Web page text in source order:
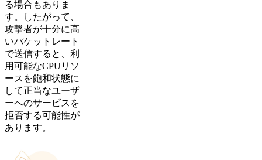
る場合もありま
す。したがって、
攻撃者が十分に高
いパケットレート
で送信すると、利
用可能なCPUリソ
ースを飽和状態に
して正当なユーザ
ーへのサービスを
拒否する可能性が
あります。